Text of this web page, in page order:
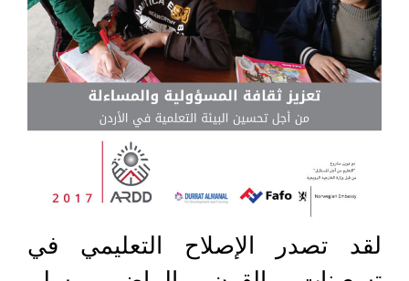
لقد تصدر الإصلاح التعليمي في